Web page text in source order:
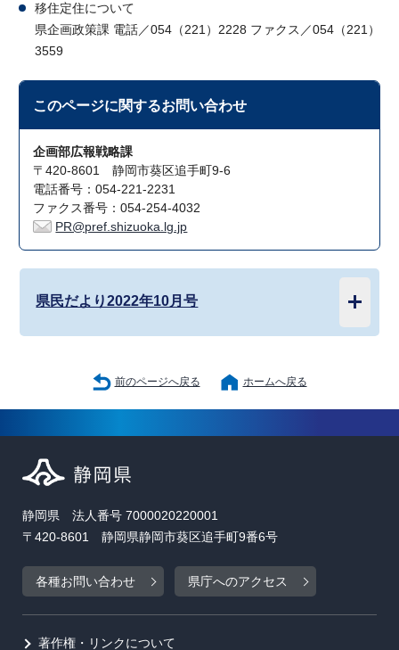
移住定住について
県企画政策課 電話／054（221）2228 ファクス／054（221）
3559
このページに関するお問い合わせ
企画部広報戦略課
〒420-8601 静岡市葵区追手町9-6
電話番号：054-221-2231
ファクス番号：054-254-4032
PR@pref.shizuoka.lg.jp
県民だより2022年10月号
前のページへ戻る ホームへ戻る
静岡県 法人番号 7000020220001
〒420-8601 静岡県静岡市葵区追手町9番6号
各種お問い合わせ 県庁へのアクセス
著作権・リンクについて